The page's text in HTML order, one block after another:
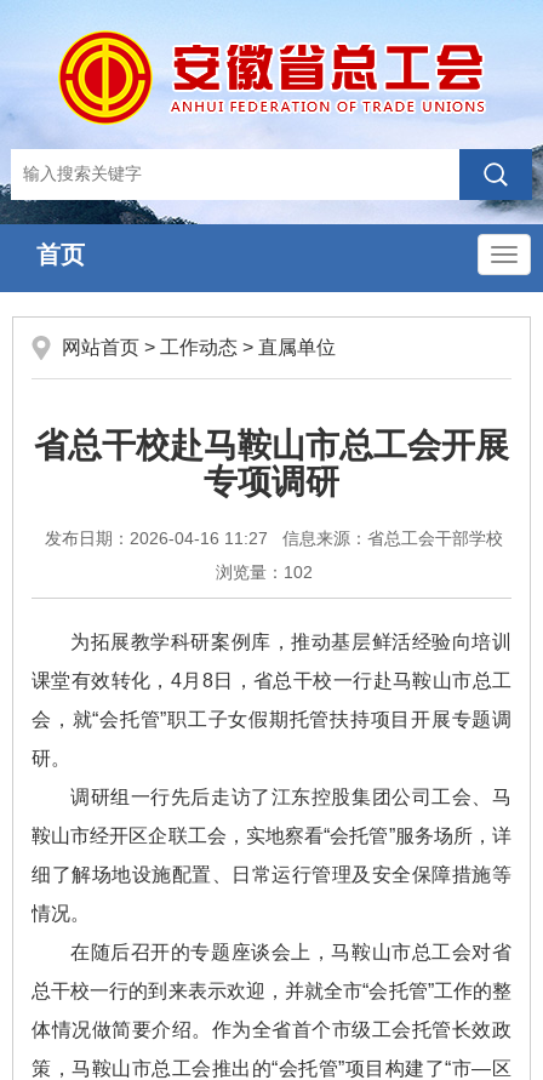
导
首页
网站首页 > 工作动态 > 直属单位
省总干校赴马鞍山市总工会开展
专项调研
发布日期：2026-04-16 11:27
信息来源：省总工会干部学校
浏览量： 102
为拓展教学科研案例库，推动基层鲜活经验向培训
课堂有效转化，4月8日，省总干校一行赴马鞍山市总工
会，就“会托管”职工子女假期托管扶持项目开展专题调
研。
调研组一行先后走访了江东控股集团公司工会、马
鞍山市经开区企联工会，实地察看“会托管”服务场所，详
细了解场地设施配置、日常运行管理及安全保障措施等
情况。
在随后召开的专题座谈会上，马鞍山市总工会对省
总干校一行的到来表示欢迎，并就全市“会托管”工作的整
体情况做简要介绍。作为全省首个市级工会托管长效政
策，马鞍山市总工会推出的“会托管”项目构建了“市—区